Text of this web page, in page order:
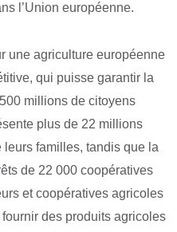
l’Union européenne.
une agriculture européenne
qui puisse garantir la
millions de citoyens
plus de 22 millions
leurs familles, tandis que la
de 22 000 coopératives
et coopératives agricoles
des produits agricoles